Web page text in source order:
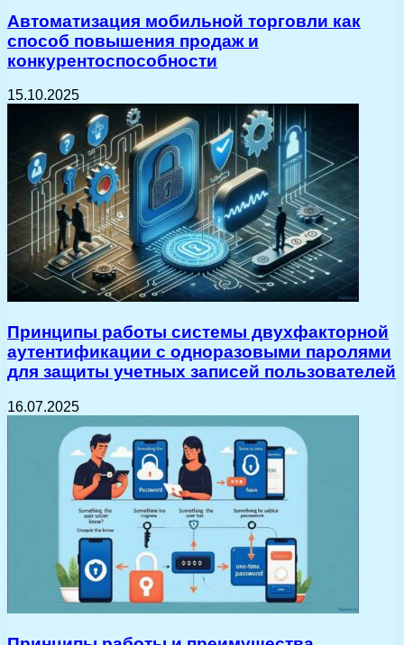
Автоматизация мобильной торговли как
способ повышения продаж и
конкурентоспособности
15.10.2025
Принципы работы системы двухфакторной
аутентификации с одноразовыми паролями
для защиты учетных записей пользователей
16.07.2025